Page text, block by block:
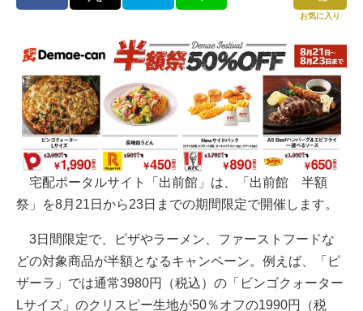
お気に入り
宅配ポータルサイト「出前館」は、「出前館 半額
祭」を8月21日から23日までの期間限定で開催します。
3日間限定で、ピザやラーメン、ファーストフードな
どの対象商品が半額となるキャンペーン。例えば、「ピ
ザーラ」では通常3980円（税込）の「ビンゴクォーター
Lサイズ」のクリスピー生地が50％オフの1990円（税